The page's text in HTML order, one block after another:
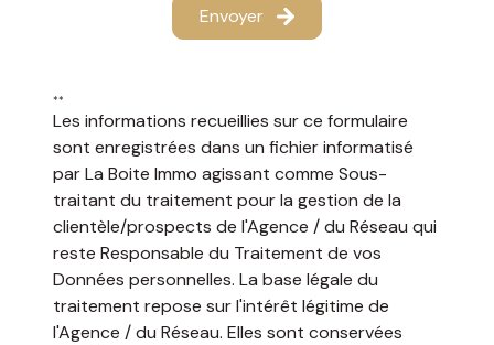
Envoyer
**
Les informations recueillies sur ce formulaire
sont enregistrées dans un fichier informatisé
par La Boite Immo agissant comme Sous-
traitant du traitement pour la gestion de la
clientèle/prospects de l'Agence / du Réseau qui
reste Responsable du Traitement de vos
Données personnelles. La base légale du
traitement repose sur l'intérêt légitime de
l'Agence / du Réseau. Elles sont conservées